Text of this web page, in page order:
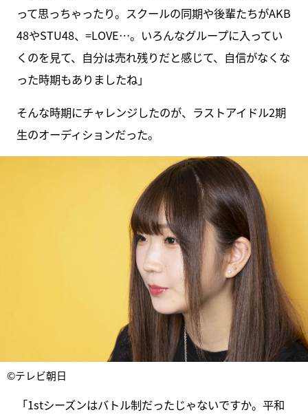
って思っちゃったり。スクールの同期や後輩たちがAKB
48やSTU48、=LOVE…。いろんなグループに入ってい
くのを見て、自分は売れ残りだと感じて、自信がなくな
った時期もありましたね」
そんな時期にチャレンジしたのが、ラストアイドル2期
生のオーディションだった。
©テレビ朝日
「1stシーズンはバトル制だったじゃないですか。平和